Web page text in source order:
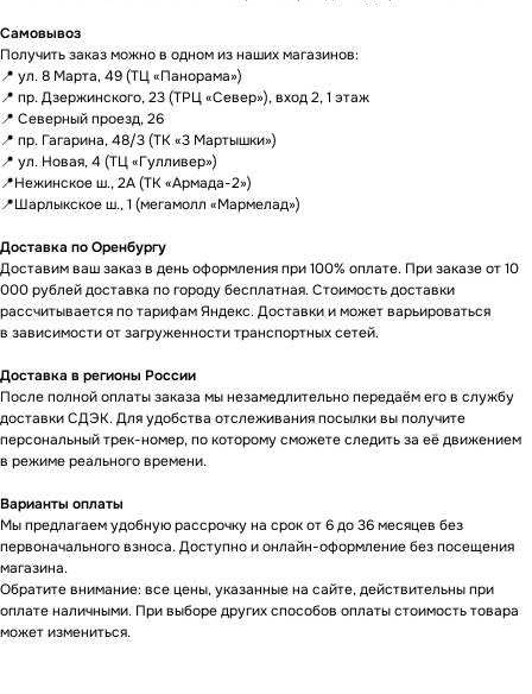
Самовывоз
Получить заказ можно в одном из наших магазинов:
📍 ул. 8 Марта, 49 (ТЦ «Панорама»)
📍 пр. Дзержинского, 23 (ТРЦ «Север»), вход 2, 1 этаж
📍 Северный проезд, 26
📍 пр. Гагарина, 48/3 (ТК «3 Мартышки»)
📍 ул. Новая, 4 (ТЦ «Гулливер»)
📍Нежинское ш., 2А (ТК «Армада-2»)
📍Шарлыкское ш., 1 (мегамолл «Мармелад»)
Доставка по Оренбургу
Доставим ваш заказ в день оформления при 100% оплате. При заказе от 10
000 рублей доставка по городу бесплатная. Стоимость доставки
рассчитывается по тарифам Яндекс. Доставки и может варьироваться
в зависимости от загруженности транспортных сетей.
Доставка в регионы России
После полной оплаты заказа мы незамедлительно передаём его в службу
доставки СДЭК. Для удобства отслеживания посылки вы получите
персональный трек-номер, по которому сможете следить за её движением
в режиме реального времени.
Варианты оплаты
Мы предлагаем удобную рассрочку на срок от 6 до 36 месяцев без
первоначального взноса. Доступно и онлайн-оформление без посещения
магазина.
Обратите внимание: все цены, указанные на сайте, действительны при
оплате наличными. При выборе других способов оплаты стоимость товара
может измениться.
Оставить заявку
Мы можем специально для вас
заказать необходимое устройство.
Для этого оставьте заявку на сайте
и наш менеджер свяжется с вами
Доставка осуществляется
в кратчайшие сроки — всего 2−4 дня.
(Подробнее у менеджера)
ЕСЛИ ВЫНЕ НАШЛИ
В КАТАЛОГЕТО, ЧТО
НУЖНО?